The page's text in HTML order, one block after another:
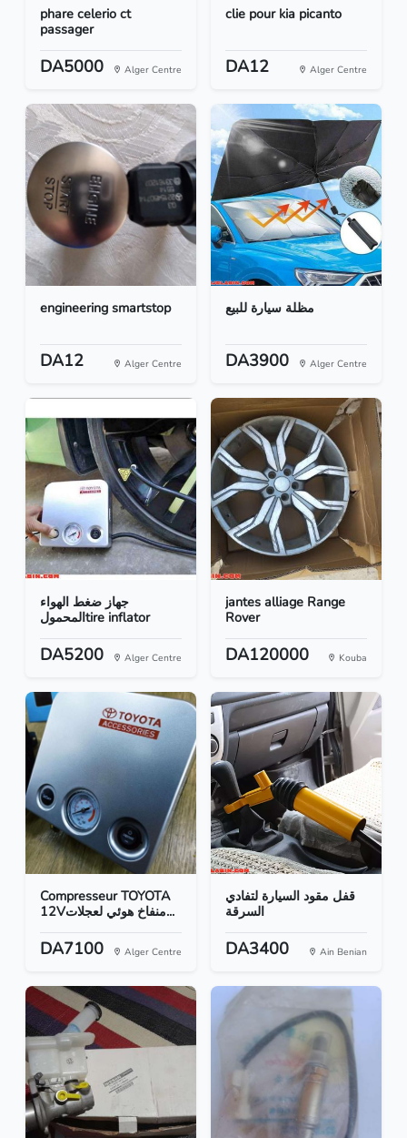
phare celerio ct
passager
DA5000 Alger Centre
clie pour kia picanto
DA12 Alger Centre
engineering smartstop
DA12 Alger Centre
مظلة سيارة للبيع
DA3900 Alger Centre
جهاز ضغط الهواء
المحمولtire inflator
DA5200 Alger Centre
jantes alliage Range
Rover
DA120000 Kouba
Compresseur TOYOTA
12Vمنفاخ هوئي لعجلات...
DA7100 Alger Centre
قفل مقود السيارة لتفادي
السرقة
DA3400 Ain Benian